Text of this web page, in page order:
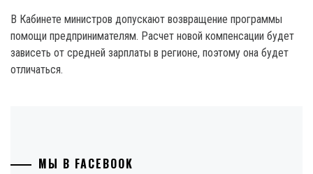
В Кабинете министров допускают возвращение программы
помощи предпринимателям. Расчет новой компенсации будет
зависеть от средней зарплаты в регионе, поэтому она будет
отличаться.
МЫ В FACEBOOK